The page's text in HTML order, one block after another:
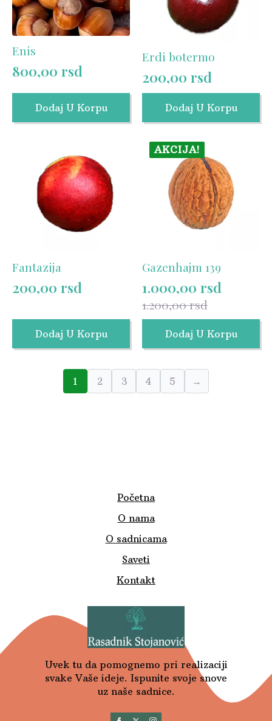
Enis
800,00 rsd
Dodaj U Korpu
Erdi botermo
200,00 rsd
Dodaj U Korpu
Fantazija
200,00 rsd
Dodaj U Korpu
AKCIJA!
Gazenhajm 139
1.200,00rsd
Originalna
cena
bila:
1.200,00 rsd.
1.000,00 rsd
Trenutna
cena
1.000,00 rsd.
Dodaj U Korpu
1 2 3 4 5 →
Uvek tu da pomognemo pri realizaciji
svake Vaše ideje. Ispunite svoje snove
uz naše sadnice.
Početna
O nama
O sadnicama
Saveti
Kontakt